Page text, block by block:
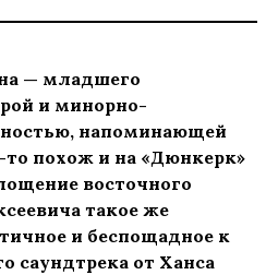
— младшего
и минорно-
напоминающей
похож и на «Дюнкерк»
восточного
такое же
и беспощадное к
саундтрека от Ханса